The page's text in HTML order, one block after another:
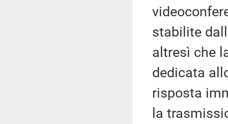
stabilite
altresì che
dedicata
risposta
la